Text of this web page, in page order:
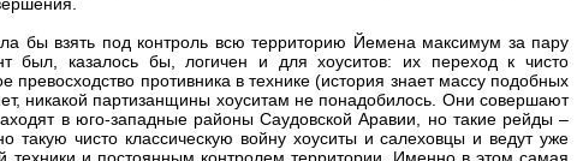
бы взять под контроль всю территорию Йемена максимум за пару
был, казалось бы, логичен и для хоуситов: их переход к чисто
превосходство противника в технике (история знает массу подобных
никакой партизанщины хоуситам не понадобилось. Они совершают
в юго-западные районы Саудовской Аравии, но такие рейды –
такую чисто классическую войну хоуситы и салеховцы и ведут уже